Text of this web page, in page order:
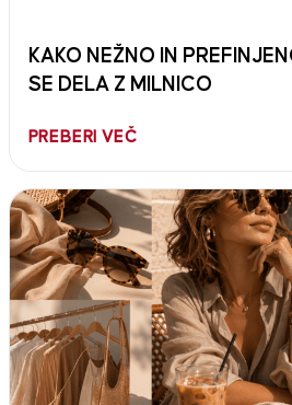
KAKO NEŽNO IN
SE DELA Z MILNICO
PREBERI VEČ